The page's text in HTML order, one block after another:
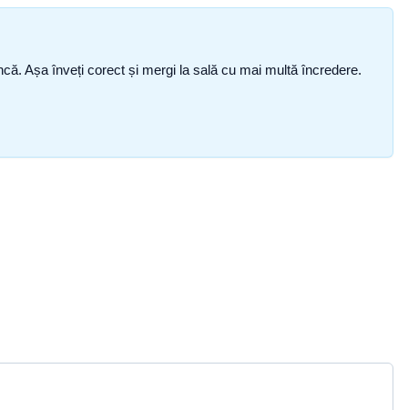
Așa înveți corect și mergi la sală cu mai multă încredere.